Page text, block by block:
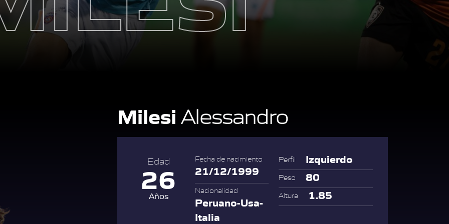
Milesi Alessandro
Edad
26
Años
Fecha de nacimiento
21/12/1999
Nacionalidad
Peruano-Usa-
Italia
Perfil Izquierdo
Peso 80
Altura 1.85